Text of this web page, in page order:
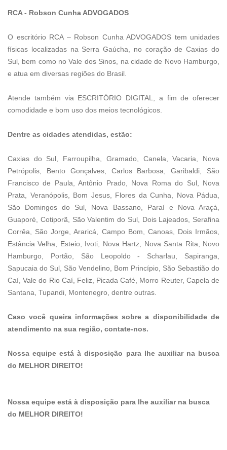
RCA - Robson Cunha ADVOGADOS
O escritório RCA – Robson Cunha ADVOGADOS tem unidades
físicas localizadas na Serra Gaúcha, no coração de Caxias do
Sul, bem como no Vale dos Sinos, na cidade de Novo Hamburgo,
e atua em diversas regiões do Brasil.
Atende também via ESCRITÓRIO DIGITAL, a fim de oferecer
comodidade e bom uso dos meios tecnológicos.
Dentre as cidades atendidas, estão:
Caxias do Sul, Farroupilha, Gramado, Canela, Vacaria, Nova
Petrópolis, Bento Gonçalves, Carlos Barbosa, Garibaldi, São
Francisco de Paula, Antônio Prado, Nova Roma do Sul, Nova
Prata, Veranópolis, Bom Jesus, Flores da Cunha, Nova Pádua,
São Domingos do Sul, Nova Bassano, Paraí e Nova Araçá,
Guaporé, Cotiporã, São Valentim do Sul, Dois Lajeados, Serafina
Corrêa, São Jorge, Araricá, Campo Bom, Canoas, Dois Irmãos,
Estância Velha, Esteio, Ivoti, Nova Hartz, Nova Santa Rita, Novo
Hamburgo, Portão, São Leopoldo - Scharlau, Sapiranga,
Sapucaia do Sul, São Vendelino, Bom Princípio, São Sebastião do
Caí, Vale do Rio Caí, Feliz, Picada Café, Morro Reuter, Capela de
Santana, Tupandi, Montenegro, dentre outras.
Caso você queira informações sobre a disponibilidade de
atendimento na sua região, contate-nos.
Nossa equipe está à disposição para lhe auxiliar na busca
do MELHOR DIREITO!
Nossa equipe está à disposição para lhe auxiliar na busca
do MELHOR DIREITO!